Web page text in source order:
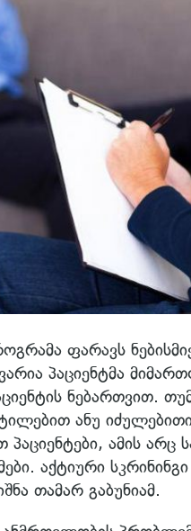
ფარავს
პაციენტმა
ნებართვით.
ანუ
პაციენტები, ამის
აქტიური
თამარ გაბუნიამ.